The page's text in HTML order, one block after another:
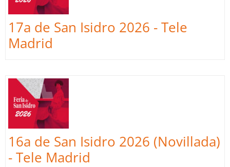
17a de San Isidro 2026 - Tele
Madrid
16a de San Isidro 2026 (Novillada)
- Tele Madrid